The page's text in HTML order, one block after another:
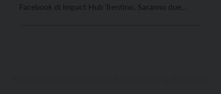
Facebook di Impact Hub Trentino. Saranno due